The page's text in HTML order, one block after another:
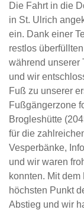
Die Fahrt in die
in St. Ulrich
ein. Dank einer
restlos
während unserer
und wir
Fuß zu unserer
Fußgängerzone
Brogleshütte
für die
Vesperbänke,
und wir waren
konnten. Mit
höchsten Punkt
Abstieg und wir